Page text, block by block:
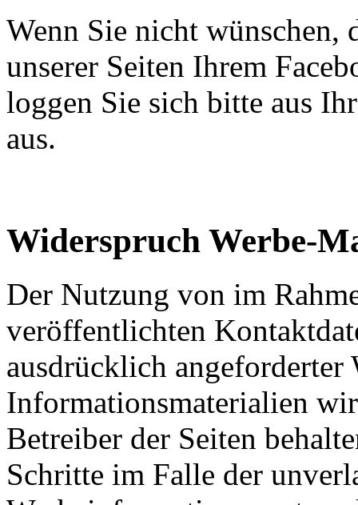
Wenn Sie nicht wünschen,
unserer Seiten Ihrem
loggen Sie sich bitte aus
aus.
Widerspruch Werbe-
Der Nutzung von im
veröffentlichten
ausdrücklich angeforderter
Informationsmaterialien
Betreiber der Seiten
Schritte im Falle der